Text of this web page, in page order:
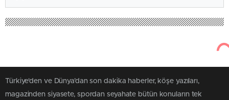
Türkiye'den ve Dünya’dan son dakika haberler, köşe yazıları,
magazinden siyasete, spordan seyahate bütün konuların tek